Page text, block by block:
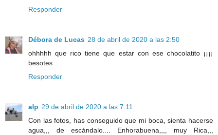
Responder
Débora de Lucas 28 de abril de 2020 a las 2:50
ohhhhh que rico tiene que estar con ese chocolatito ¡¡¡¡
besotes
Responder
alp 29 de abril de 2020 a las 7:11
Con las fotos, has conseguido que mi boca, sienta hacerse
agua,,, de escándalo.... Enhorabuena,,,, muy Rica,,,